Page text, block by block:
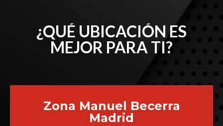
¿QUÉ UBICACIÓN ES
MEJOR PARA TI?
Zona Manuel Becerra
Madrid